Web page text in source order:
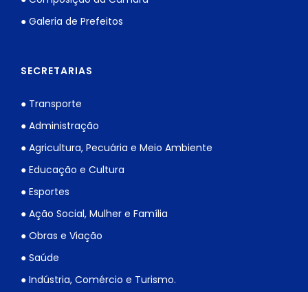
● Galeria de Prefeitos
SECRETARIAS
● Transporte
● Administração
● Agricultura, Pecuária e Meio Ambiente
● Educação e Cultura
● Esportes
● Ação Social, Mulher e Família
● Obras e Viação
● Saúde
● Indústria, Comércio e Turismo.